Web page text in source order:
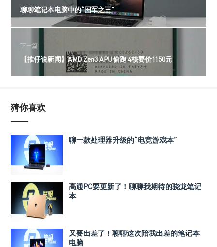
聊聊笔记本电脑中的“国军之王”
下一篇
【推仔说新闻】AMD Zen3 APU偷跑 4核要价1150元
猜你喜欢
聊一款处理器升级的“电竞游戏本”
高通PC要更新了！聊聊我期待的骁龙笔记
本
又要出差了！聊聊这次陪我出差的笔记本
电脑